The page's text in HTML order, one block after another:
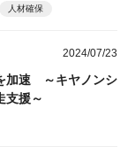
人材確保
2024/07/23
加速 ～キヤノンシ
支援～